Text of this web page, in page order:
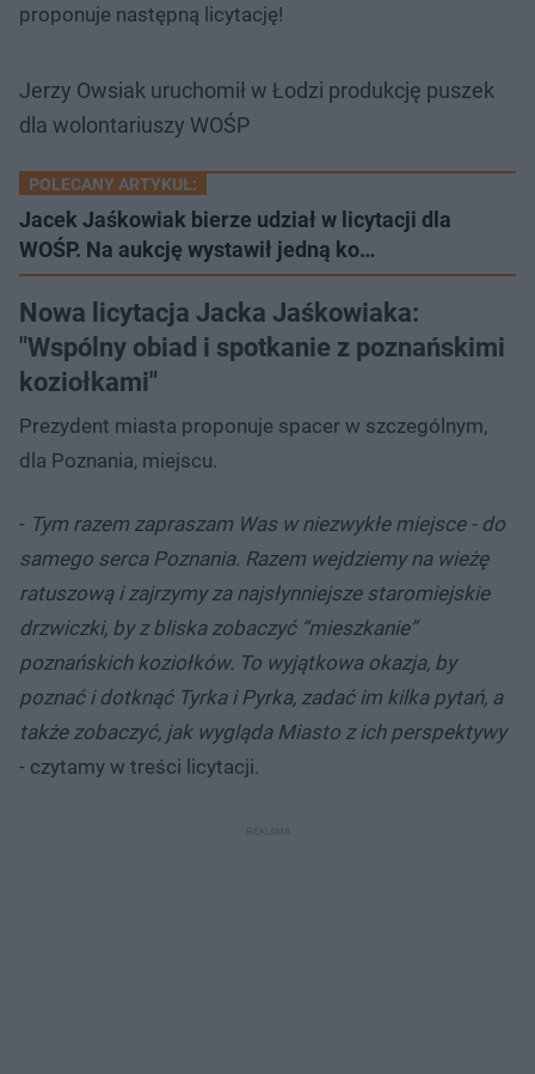
proponuje następną licytację!
Jerzy Owsiak uruchomił w Łodzi produkcję puszek
dla wolontariuszy WOŚP
POLECANY ARTYKUŁ:
Jacek Jaśkowiak bierze udział w licytacji dla
WOŚP. Na aukcję wystawił jedną ko…
Nowa licytacja Jacka Jaśkowiaka:
"Wspólny obiad i spotkanie z poznańskimi
koziołkami"
Prezydent miasta proponuje spacer w szczególnym,
dla Poznania, miejscu.
- Tym razem zapraszam Was w niezwykłe miejsce - do
samego serca Poznania. Razem wejdziemy na wieżę
ratuszową i zajrzymy za najsłynniejsze staromiejskie
drzwiczki, by z bliska zobaczyć “mieszkanie”
poznańskich koziołków. To wyjątkowa okazja, by
poznać i dotknąć Tyrka i Pyrka, zadać im kilka pytań, a
także zobaczyć, jak wygląda Miasto z ich perspektywy
- czytamy w treści licytacji.